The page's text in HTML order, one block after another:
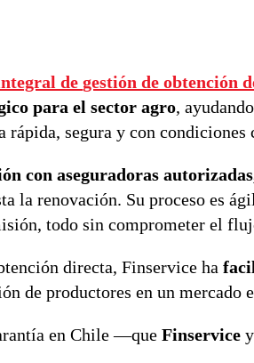
de gestión de obtención
para el sector agro,
rápida, segura y con
con aseguradoras
la renovación. Su proceso es
todo sin comprometer el
directa, Finservice ha
de productores en un mercado
en Chile —que Finservice